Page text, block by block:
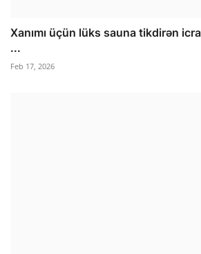
Xanımı üçün lüks sauna tikdirən icra
...
Feb 17, 2026